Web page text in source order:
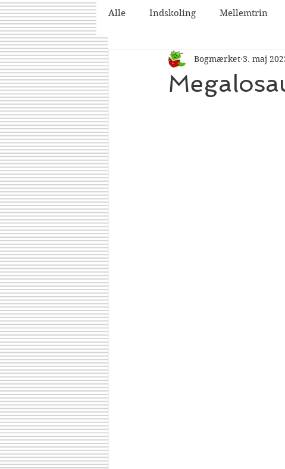
Alle Indskoling Mellemtrin
2026 Bogmærket 3. maj